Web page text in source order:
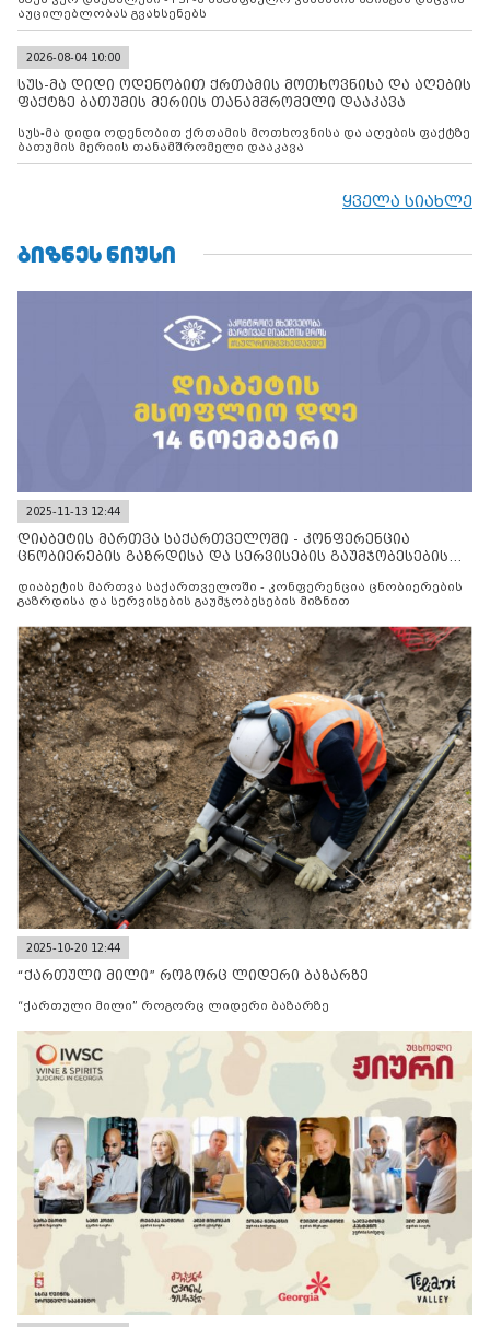
აუცილებლობას გვახსენებს
2026-08-04 10:00
სუს-მა დიდი ოდენობით ქრთამის მოთხოვნისა და აღების
ფაქტზე ბათუმის მერიის თანამშრომელი დააკავა
სუს-მა დიდი ოდენობით ქრთამის მოთხოვნისა და აღების ფაქტზე
ბათუმის მერიის თანამშრომელი დააკავა
ყველა სიახლე
ᲑᲘᲖᲜᲔᲡ ᲜᲘᲣᲡᲘ
2025-11-13 12:44
დიაბეტის მართვა საქართველოში - კონფერენცია
ცნობიერების გაზრდისა და სერვისების გაუმჯობესების
დიაბეტის მართვა საქართველოში - კონფერენცია ცნობიერების
გაზრდისა და სერვისების გაუმჯობესების მიზნით
2025-10-20 12:44
“ქართული მილი” როგორც ლიდერი ბაზარზე
“ქართული მილი” როგორც ლიდერი ბაზარზე